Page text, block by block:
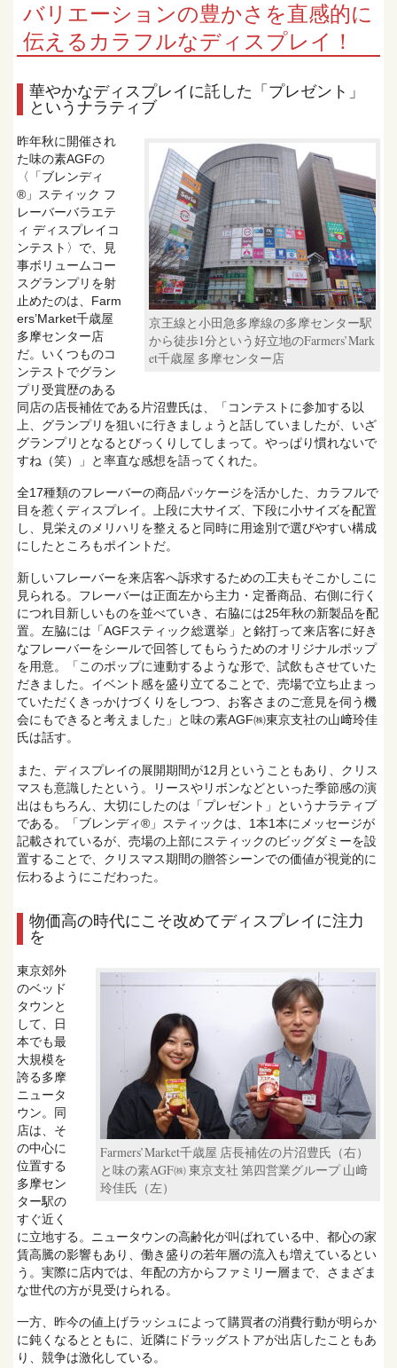
バリエーションの豊かさを直感的に
伝えるカラフルなディスプレイ！
華やかなディスプレイに託した「プレゼント」
というナラティブ
京王線と小田急多摩線の多摩センター駅
から徒歩1分という好立地のFarmers’Mark
et千歳屋 多摩センター店
昨年秋に開催され
た味の素AGFの
〈「ブレンディ
®」スティック フ
レーバーバラエテ
ィ ディスプレイコ
ンテスト〉で、見
事ボリュームコー
スグランプリを射
止めたのは、Farm
ers’Market千歳屋
多摩センター店
だ。いくつものコ
ンテストでグラン
プリ受賞歴のある
同店の店長補佐である片沼豊氏は、「コンテストに参加する以
上、グランプリを狙いに行きましょうと話していましたが、いざ
グランプリとなるとびっくりしてしまって。やっぱり慣れないで
すね（笑）」と率直な感想を語ってくれた。
全17種類のフレーバーの商品パッケージを活かした、カラフルで
目を惹くディスプレイ。上段に大サイズ、下段に小サイズを配置
し、見栄えのメリハリを整えると同時に用途別で選びやすい構成
にしたところもポイントだ。
新しいフレーバーを来店客へ訴求するための工夫もそこかしこに
見られる。フレーバーは正面左から主力・定番商品、右側に行く
につれ目新しいものを並べていき、右脇には25年秋の新製品を配
置。左脇には「AGFスティック総選挙」と銘打って来店客に好き
なフレーバーをシールで回答してもらうためのオリジナルポップ
を用意。「このポップに連動するような形で、試飲もさせていた
だきました。イベント感を盛り立てることで、売場で立ち止まっ
ていただくきっかけづくりをしつつ、お客さまのご意見を伺う機
会にもできると考えました」と味の素AGF㈱東京支社の山﨑玲佳
氏は話す。
また、ディスプレイの展開期間が12月ということもあり、クリス
マスも意識したという。リースやリボンなどといった季節感の演
出はもちろん、大切にしたのは「プレゼント」というナラティブ
である。「ブレンディ®」スティックは、1本1本にメッセージが
記載されているが、売場の上部にスティックのビッグダミーを設
置することで、クリスマス期間の贈答シーンでの価値が視覚的に
伝わるようにこだわった。
物価高の時代にこそ改めてディスプレイに注力
を
Farmers’Market千歳屋 店長補佐の片沼豊氏（右）
と味の素AGF㈱ 東京支社 第四営業グループ 山﨑
玲佳氏（左）
東京郊外
のベッド
タウンと
して、日
本でも最
大規模を
誇る多摩
ニュータ
ウン。同
店は、そ
の中心に
位置する
多摩セン
ター駅の
すぐ近く
に立地する。ニュータウンの高齢化が叫ばれている中、都心の家
賃高騰の影響もあり、働き盛りの若年層の流入も増えているとい
う。実際に店内では、年配の方からファミリー層まで、さまざま
な世代の方が見受けられる。
一方、昨今の値上げラッシュによって購買者の消費行動が明らか
に鈍くなるとともに、近隣にドラッグストアが出店したこともあ
り、競争は激化している。